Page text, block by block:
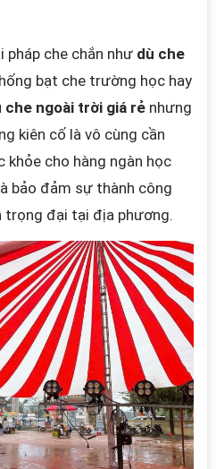
pháp che chắn như dù che
bạt che trường học hay
che ngoài trời giá rẻ nhưng
kiên cố là vô cùng cần
khỏe cho hàng ngàn học
bảo đảm sự thành công
trọng đại tại địa phương.